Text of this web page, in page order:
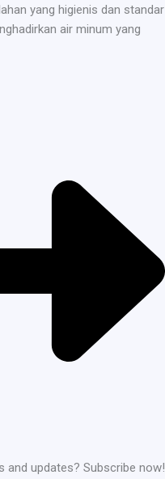
yang higienis dan standar
air minum yang
updates? Subscribe now!